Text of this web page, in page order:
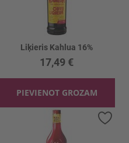
Liķieris Kahlua 16%
17,49 €
PIEVIENOT GROZAM
Pievienot vēlmju sarakstam